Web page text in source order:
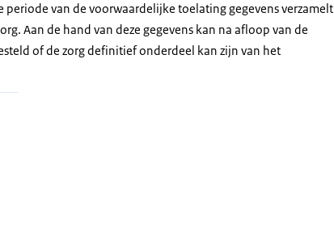
van de voorwaardelijke toelating gegevens verzamelt
Aan de hand van deze gegevens kan na afloop van de
of de zorg definitief onderdeel kan zijn van het